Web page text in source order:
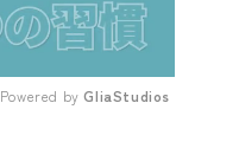
Powered by GliaStudios